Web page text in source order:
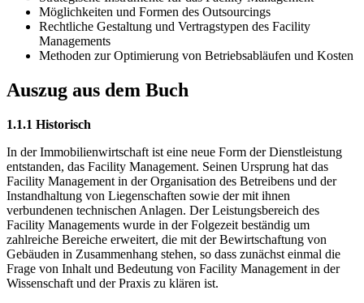
Möglichkeiten und Formen des Outsourcings
Rechtliche Gestaltung und Vertragstypen des Facility
Managements
Methoden zur Optimierung von Betriebsabläufen und Kosten
Auszug aus dem Buch
1.1.1 Historisch
In der Immobilienwirtschaft ist eine neue Form der Dienstleistung
entstanden, das Facility Management. Seinen Ursprung hat das
Facility Management in der Organisation des Betreibens und der
Instandhaltung von Liegenschaften sowie der mit ihnen
verbundenen technischen Anlagen. Der Leistungsbereich des
Facility Managements wurde in der Folgezeit beständig um
zahlreiche Bereiche erweitert, die mit der Bewirtschaftung von
Gebäuden in Zusammenhang stehen, so dass zunächst einmal die
Frage von Inhalt und Bedeutung von Facility Management in der
Wissenschaft und der Praxis zu klären ist.